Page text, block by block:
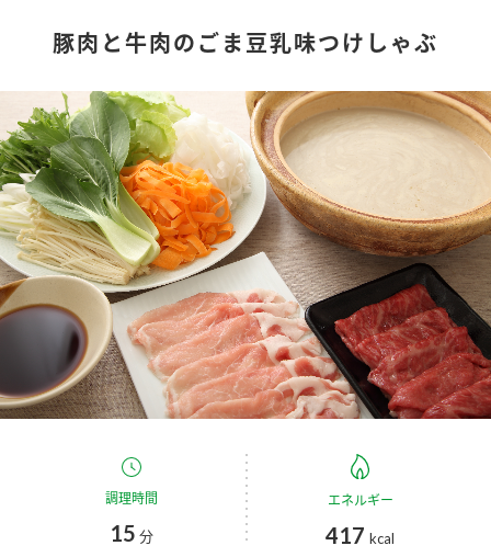
商品情報
商品カテゴリ
酢 調味酢
お酢ドリンク ぽん酢
みりん風・料理酒 鍋用調味料
スープ 中華
新商品一覧
キャンペーン情報
ブランド・スペシャルサイト
ブランド・スペシャルサイト トップ
商品ブランドサイト
Fibee（ファイビー）
カンタン酢
お酢ドリンク
企業情報
国内事業概要
ミツカングループについて
企業理念
ミツカンを知る
豚肉と牛肉のごま豆乳味つけしゃぶ
調理時間
15 分
エネルギー
417 kcal